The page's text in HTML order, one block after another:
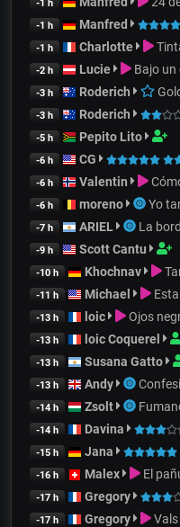
-1 h
-1 h Manfred
-1 h Charlotte
-2 h Lucie Bajo un
-3 h Roderich
-3 h Roderich
-5 h Pepito Lito
-6 h CG
-6 h Valentin
-6 h moreno Yo
-7 h ARIEL La
-9 h Scott Cantu
-10 h Khochnav
-11 h Michael
-13 h loic Ojos
-13 h loic Coquerel
-13 h Susana Gatto
-13 h Andy
-14 h Zsolt
-14 h Davina
-15 h Jana
-16 h Malex El
-17 h Gregory
-17 h Gregory